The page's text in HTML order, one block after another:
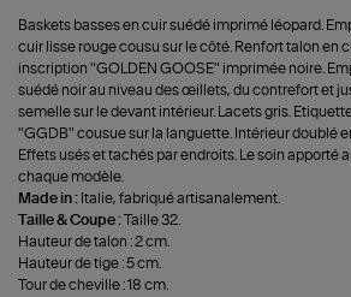
Baskets basses en cuir suédé imprimé léopard.
cuir lisse rouge cousu sur le côté. Renfort talon en
inscription "GOLDEN GOOSE" imprimée noire.
suédé noir au niveau des œillets, du contrefort et
semelle sur le devant intérieur. Lacets gris.
"GGDB" cousue sur la languette. Intérieur doublé
Effets usés et tachés par endroits. Le soin apporté
chaque modèle.
Made in : Italie, fabriqué artisanalement.
Taille & Coupe :Taille 32.
Hauteur de talon : 2 cm.
Hauteur de tige : 5 cm.
Tour de cheville : 18 cm.